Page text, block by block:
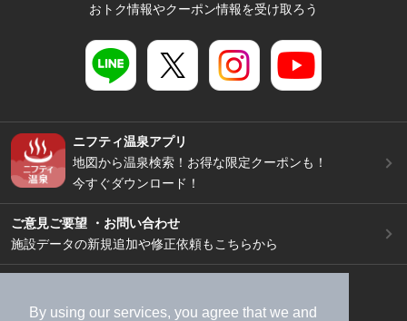
By using our services, you agree that we and
おトク情報やクーポン情報を受け取ろう
ニフティ温泉アプリ
地図から温泉検索！お得な限定クーポンも！
今すぐダウンロード！
ご意見ご要望 ・お問い合わせ
施設データの新規追加や修正依頼もこちらから
加盟店募集（資料請求）
広告出稿のご案内